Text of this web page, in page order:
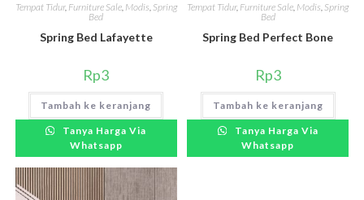
Tempat Tidur, Furniture Sale, Modis, Spring
Bed
Spring Bed Lafayette
Rp3
Tambah ke keranjang
Tanya Harga Via
Whatsapp
Tempat Tidur, Furniture Sale, Modis, Spring
Bed
Spring Bed Perfect Bone
Rp3
Tambah ke keranjang
Tanya Harga Via
Whatsapp